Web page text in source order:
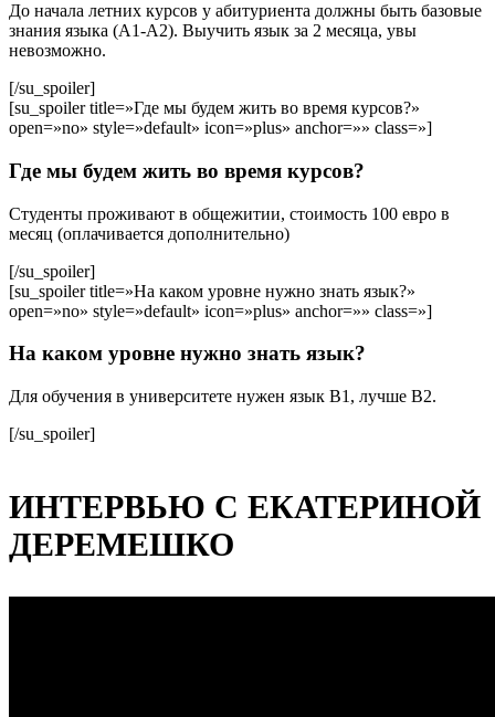
До начала летних курсов у абитуриента должны быть базовые
знания языка (А1-А2). Выучить язык за 2 месяца, увы
невозможно.
[/su_spoiler]
[su_spoiler title=»Где мы будем жить во время курсов?»
open=»no» style=»default» icon=»plus» anchor=»» class=»]
Где мы будем жить во время курсов?
Студенты проживают в общежитии, стоимость 100 евро в
месяц (оплачивается дополнительно)
[/su_spoiler]
[su_spoiler title=»На каком уровне нужно знать язык?»
open=»no» style=»default» icon=»plus» anchor=»» class=»]
На каком уровне нужно знать язык?
Для обучения в университете нужен язык В1, лучше В2.
[/su_spoiler]
ИНТЕРВЬЮ С ЕКАТЕРИНОЙ
ДЕРЕМЕШКО